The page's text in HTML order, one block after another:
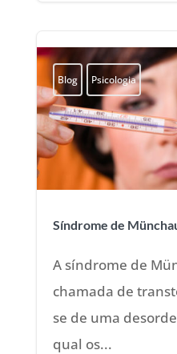
Blog Psicologia
Síndrome de
A síndrome de
chamada de
se de uma
qual os...